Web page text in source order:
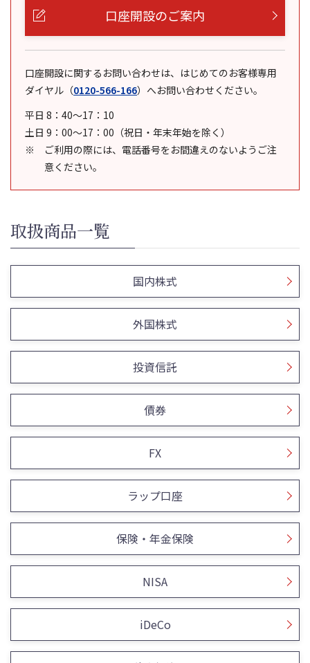
口座開設のご案内
口座開設に関するお問い合わせは、はじめてのお客様専用
ダイヤル （0120-566-166） へお問い合わせください。
平日 8：40～17：10
土日 9：00～17：00（祝日・年末年始を除く）
ご利用の際には、電話番号をお間違えのないようご注
意ください。
取扱商品一覧
国内株式
外国株式
投資信託
債券
FX
ラップ口座
保険・年金保険
NISA
iDeCo